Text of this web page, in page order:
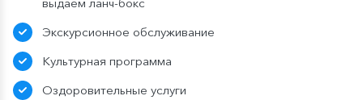
выдаем ланч-бокс
Экскурсионное обслуживание
Культурная программа
Оздоровительные услуги